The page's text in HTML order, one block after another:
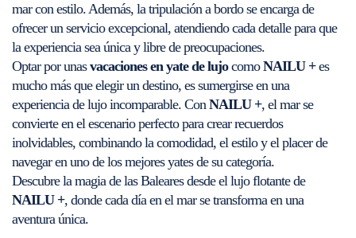
mar con estilo. Además, la tripulación a bordo se encarga de
ofrecer un servicio excepcional, atendiendo cada detalle para que
la experiencia sea única y libre de preocupaciones.
Optar por unasvacaciones en yate de lujocomoNAILU +es
mucho más que elegir un destino, es sumergirse en una
experiencia de lujo incomparable. ConNAILU +, el mar se
convierte en el escenario perfecto para crear recuerdos
inolvidables, combinando la comodidad, el estilo y el placer de
navegar en uno de los mejores yates de su categoría.
Descubre la magia de las Baleares desde el lujo flotante de
NAILU +, donde cada día en el mar se transforma en una
aventura única.